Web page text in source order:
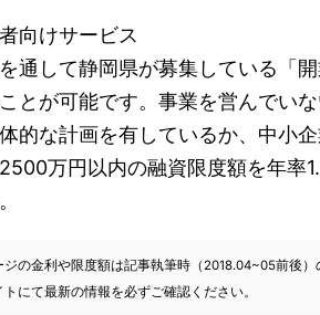
向けサービス
通して静岡県が募集している「
とが可能です。事業を営んでい
的な計画を有しているか、中小
万円以内の融資限度額を年率
ジの金利や限度額は記事執筆時（2018.04~05前後）
にて最新の情報を必ずご確認ください。